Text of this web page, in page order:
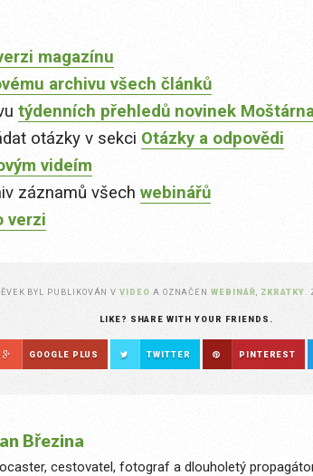
magazínu
archivu všech článků
týdenních přehledů novinek
otázky v sekci Otázky a odpovědi
videím
záznamů všech webinářů
verzi
BYL PUBLIKOVÁN VVIDEO A OZNAČENWEBINÁŘ ZKRATKY
LIKE? SHARE WITH YOUR FRIENDS.
GOOGLE PLUS TWITTER PINTEREST
Březina
cestovatel, fotograf a dlouholetý